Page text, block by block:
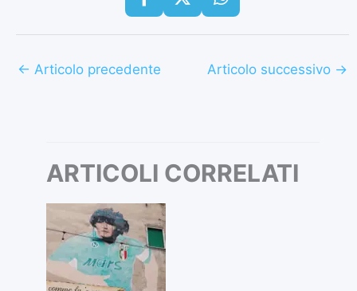
← Articolo precedente Articolo successivo →
ARTICOLI CORRELATI